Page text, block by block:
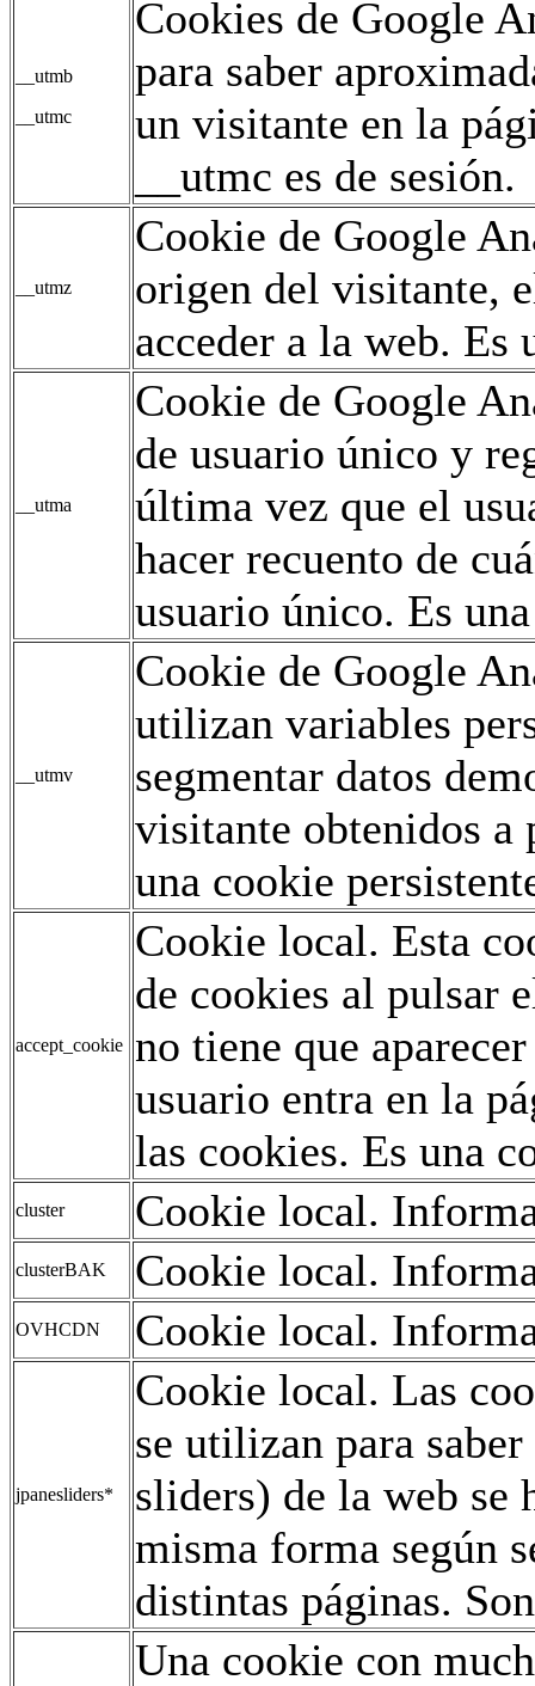
__utmb
__utmc
Cookies de Google
para saber
un visitante en la
__utmc es de sesión.
__utmz
Cookie de Google
origen del visitante,
acceder a la web. Es
__utma
Cookie de Google
de usuario único y
última vez que el
hacer recuento de
usuario único. Es
__utmv
Cookie de Google
utilizan variables
segmentar datos
visitante obtenidos a
una cookie
accept_cookie
Cookie local. Esta
de cookies al pulsar
no tiene que
usuario entra en la
las cookies. Es una
cluster Cookie local.
clusterBAK Cookie local.
OVHCDN Cookie local.
jpanesliders*
Cookie local. Las
se utilizan para
sliders) de la web se
misma forma según
distintas páginas.
Una cookie con